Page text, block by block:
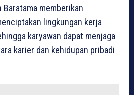
memberikan
lingkungan kerja
karyawan dapat menjaga
karier dan kehidupan pribadi